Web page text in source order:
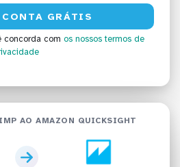
concorda com os nossos termos de
AO AMAZON QUICKSIGHT